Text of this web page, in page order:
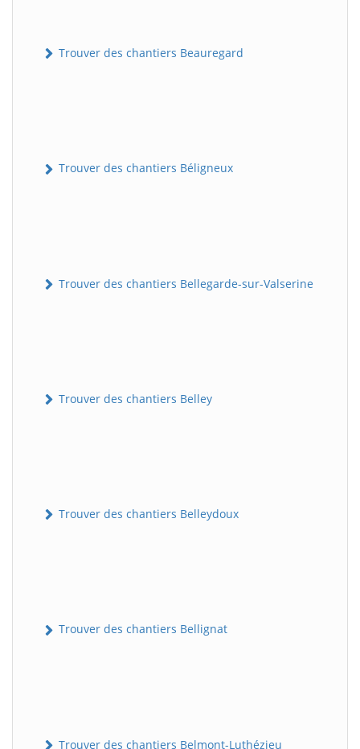
Trouver des chantiers Beauregard
Trouver des chantiers Béligneux
Trouver des chantiers Bellegarde-sur-Valserine
Trouver des chantiers Belley
Trouver des chantiers Belleydoux
Trouver des chantiers Bellignat
Trouver des chantiers Belmont-Luthézieu